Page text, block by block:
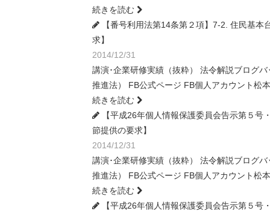
続きを読む
【番号利用法第14条第２項】7-2. 住民基
求】
2014/12/31
講演･企業研修実績（抜粋） 法令解説ブログ
推進法） FB公式ページ FB個人アカウント
続きを読む
【平成26年個人情報保護委員会告示第５
節提供の要求】
2014/12/31
講演･企業研修実績（抜粋） 法令解説ブログ
推進法） FB公式ページ FB個人アカウント
続きを読む
【平成26年個人情報保護委員会告示第５